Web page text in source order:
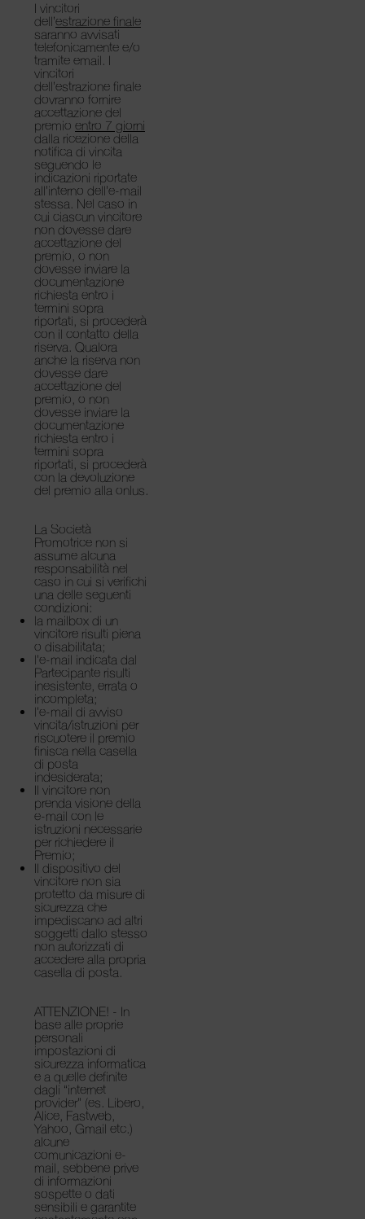
I vincitori
dell’estrazione finale
saranno avvisati
telefonicamente e/o
tramite email. I
vincitori
dell’estrazione finale
dovranno fornire
accettazione del
premio entro 7 giorni
dalla ricezione della
notifica di vincita
seguendo le
indicazioni riportate
all’interno dell’e-mail
stessa. Nel caso in
cui ciascun vincitore
non dovesse dare
accettazione del
premio, o non
dovesse inviare la
documentazione
richiesta entro i
termini sopra
riportati, si procederà
con il contatto della
riserva. Qualora
anche la riserva non
dovesse dare
accettazione del
premio, o non
dovesse inviare la
documentazione
richiesta entro i
termini sopra
riportati, si procederà
con la devoluzione
del premio alla onlus.
La Società
Promotrice non si
assume alcuna
responsabilità nel
caso in cui si verifichi
una delle seguenti
condizioni:
la mailbox di un
vincitore risulti piena
o disabilitata;
l’e-mail indicata dal
Partecipante risulti
inesistente, errata o
incompleta;
l’e-mail di avviso
vincita/istruzioni per
riscuotere il premio
finisca nella casella
di posta
indesiderata;
Il vincitore non
prenda visione della
e-mail con le
istruzioni necessarie
per richiedere il
Premio;
Il dispositivo del
vincitore non sia
protetto da misure di
sicurezza che
impediscano ad altri
soggetti dallo stesso
non autorizzati di
accedere alla propria
casella di posta.
ATTENZIONE! - In
base alle proprie
personali
impostazioni di
sicurezza informatica
e a quelle definite
dagli “internet
provider” (es. Libero,
Alice, Fastweb,
Yahoo, Gmail etc.)
alcune
comunicazioni e-
mail, sebbene prive
di informazioni
sospette o dati
sensibili e garantite